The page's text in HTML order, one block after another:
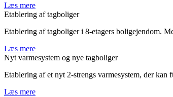
Læs mere
Etablering af tagboliger
Etablering af tagboliger i 8-etagers boligejendom.
Læs mere
Nyt varmesystem og nye tagboliger
Etablering af et nyt 2-strengs varmesystem, der kan
Læs mere